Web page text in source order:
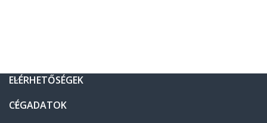
ELÉRHETŐSÉGEK
CÉGADATOK